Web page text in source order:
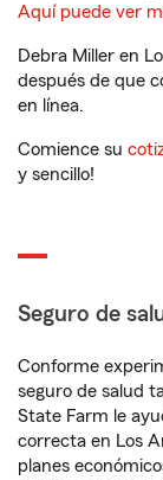
Aquí puede ver
Debra Miller en
después de que
en línea.
Comience su
y sencillo!
Seguro de
Conforme
seguro de salud
State Farm le
correcta en Los
planes